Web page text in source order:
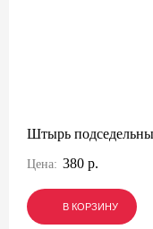
Штырь
Цена: 380 р.
В КОРЗИНУ
В КОРЗИНУ
В КОРЗИНУ